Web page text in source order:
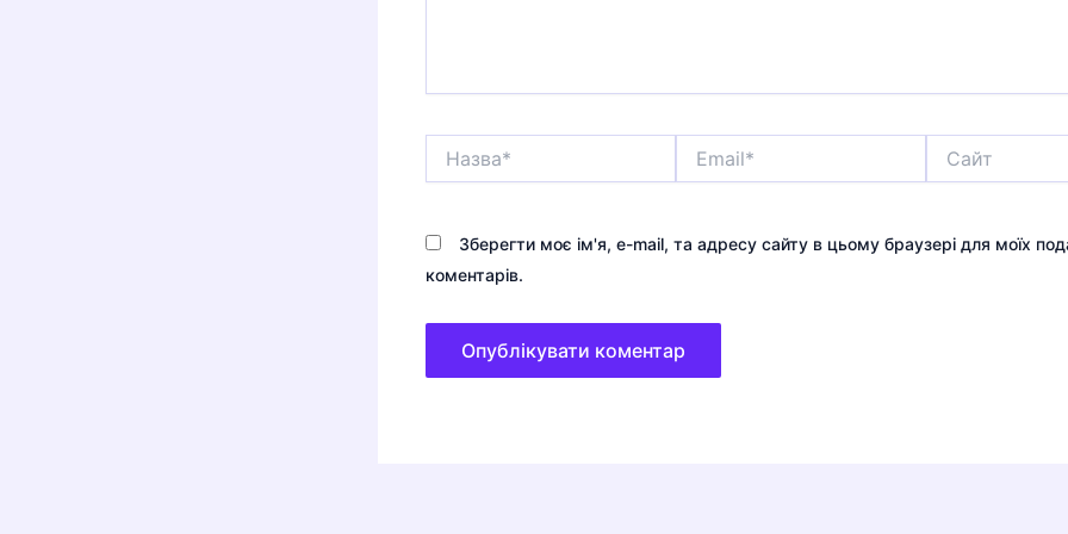
Зберегти моє ім'я, e-mail, та адресу сайту в цьому браузері для моїх
коментарів.